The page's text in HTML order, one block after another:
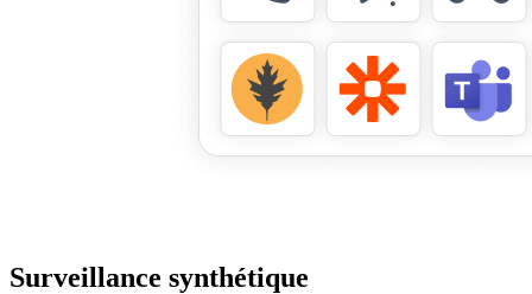
Surveillance synthétique